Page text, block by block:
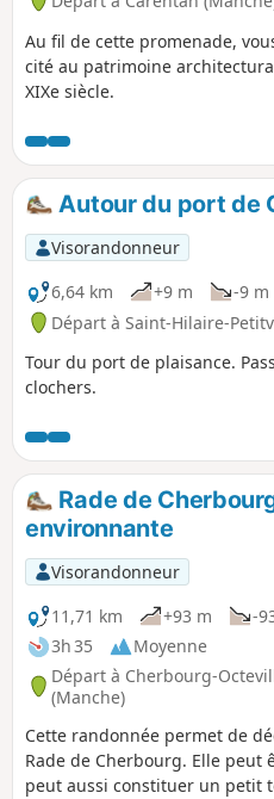
Au fil de cette promenade,
cité au patrimoine
XIXe siècle.
Autour du port de
Visorandonneur
6,64 km
+9 m -9 m
Départ à Saint-Hilaire-
Tour du port de plaisance.
clochers.
Rade de
environnante
Visorandonneur
11,71 km
+93 m
-
3h 35
Moyenne
Départ à Cherbourg-
(Manche)
Cette randonnée permet de
Rade de Cherbourg. Elle peut
peut aussi constituer un petit